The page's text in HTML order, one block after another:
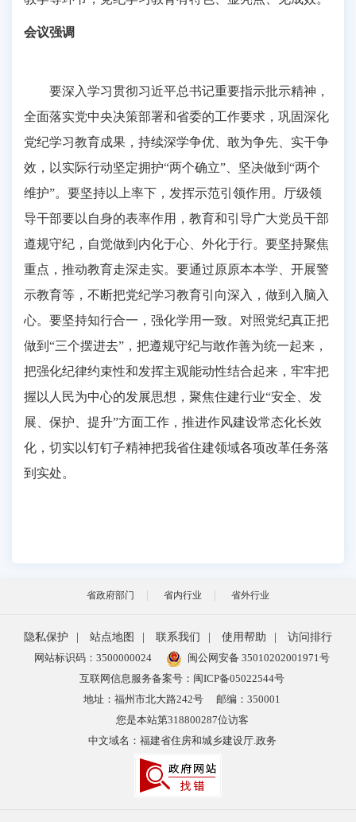
会议强调
要深入学习贯彻习近平总书记重要指示批示精神，
全面落实党中央决策部署和省委的工作要求，巩固深化
党纪学习教育成果，持续深学争优、敢为争先、实干争
效，以实际行动坚定拥护“两个确立”、坚决做到“两个
维护”。要坚持以上率下，发挥示范引领作用。厅级领
导干部要以自身的表率作用，教育和引导广大党员干部
遵规守纪，自觉做到内化于心、外化于行。要坚持聚焦
重点，推动教育走深走实。要通过原原本本学、开展警
示教育等，不断把党纪学习教育引向深入，做到入脑入
心。要坚持知行合一，强化学用一致。对照党纪真正把
做到“三个摆进去”，把遵规守纪与敢作善为统一起来，
把强化纪律约束性和发挥主观能动性结合起来，牢牢把
握以人民为中心的发展思想，聚焦住建行业“安全、发
展、保护、提升”方面工作，推进作风建设常态化长效
化，切实以钉钉子精神把我省住建领域各项改革任务落
到实处。
省政府部门 省内行业 省外行业
隐私保护 站点地图 联系我们 使用帮助
访问排行
网站标识码：3500000024
闽公网安备 35010202001971号
互联网信息服务备案号：闽ICP备05022544号
地址：福州市北大路242号
邮编：350001
您是本站第318800287位访客
中文域名：福建省住房和城乡建设厅.政务